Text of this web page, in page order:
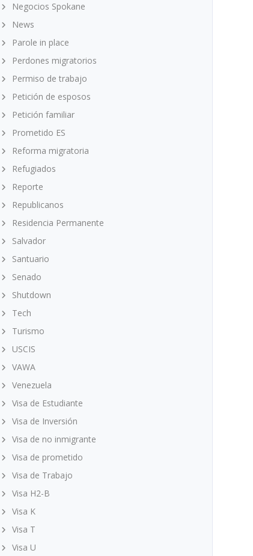
Negocios Spokane
News
Parole in place
Perdones migratorios
Permiso de trabajo
Petición de esposos
Petición familiar
Prometido ES
Reforma migratoria
Refugiados
Reporte
Republicanos
Residencia Permanente
Salvador
Santuario
Senado
Shutdown
Tech
Turismo
USCIS
VAWA
Venezuela
Visa de Estudiante
Visa de Inversión
Visa de no inmigrante
Visa de prometido
Visa de Trabajo
Visa H2-B
Visa K
Visa T
Visa U